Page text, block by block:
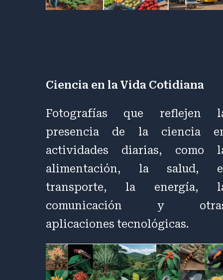
Ciencia en la Vida Cotidiana
Fotografías que reflejen
presencia de la ciencia
actividades diarias, como
alimentación, la salud,
transporte, la energía,
comunicación y
aplicaciones tecnológicas.